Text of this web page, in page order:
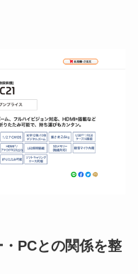
PCとの関係を整